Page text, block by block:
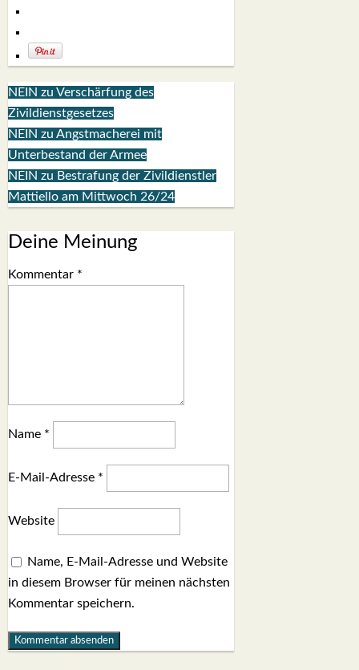
NEIN zu Verschärfung des
Zivildienstgesetzes
NEIN zu Angstmacherei mit
Unterbestand der Armee
NEIN zu Bestrafung der Zivildienstler
Mattiello am Mittwoch 26/24
Deine Meinung
Kommentar *
Name *
E-Mail-Adresse *
Website
Name, E-Mail-Adresse und Website
in diesem Browser für meinen nächsten
Kommentar speichern.